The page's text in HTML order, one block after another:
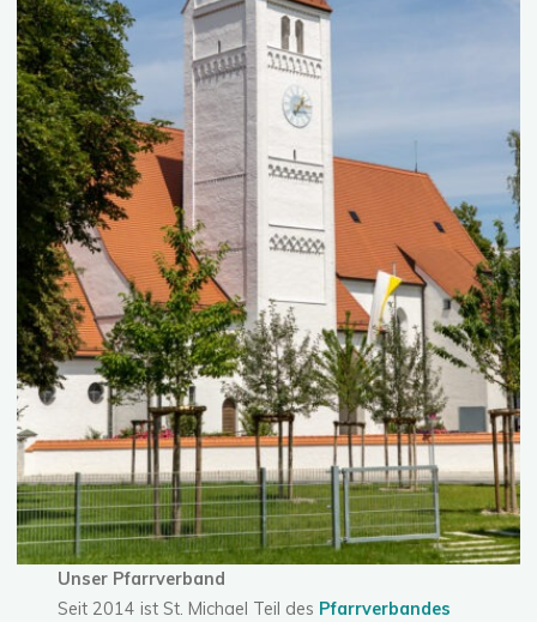
Unser Pfarrverband
Seit 2014 ist St. Michael Teil des Pfarrverbandes